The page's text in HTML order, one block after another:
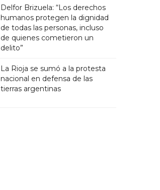
Delfor Brizuela: “Los derechos
humanos protegen la dignidad
de todas las personas, incluso
de quienes cometieron un
delito”
La Rioja se sumó a la protesta
nacional en defensa de las
tierras argentinas